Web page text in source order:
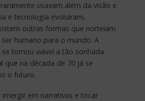
usavam além da visão e
e tecnologia evoluíram,
outras formas que norteiam
humano para o mundo. A
tornou viável a tão sonhada
que na década de 70 já se
o futuro.
imergir em narrativas e tocar